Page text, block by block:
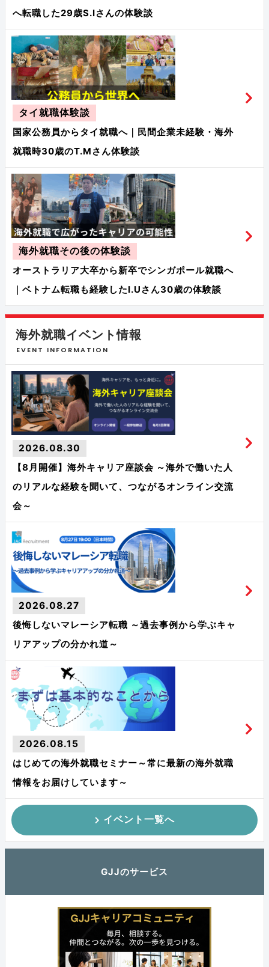
へ転職した29歳S.Iさんの体験談
タイ就職体験談
国家公務員からタイ就職へ｜民間企業未経験・海外
就職時30歳のT.Mさん体験談
海外就職その後の体験談
オーストラリア大卒から新卒でシンガポール就職へ
｜ベトナム転職も経験したI.Uさん30歳の体験談
海外就職イベント情報
EVENT INFORMATION
2026.08.30
【8月開催】海外キャリア座談会 ～海外で働いた人
のリアルな経験を聞いて、つながるオンライン交流
会～
2026.08.27
後悔しないマレーシア転職 ～過去事例から学ぶキャ
リアアップの分かれ道～
2026.08.15
はじめての海外就職セミナー～常に最新の海外就職
情報をお届けしています～
イベント一覧へ
GJJのサービス